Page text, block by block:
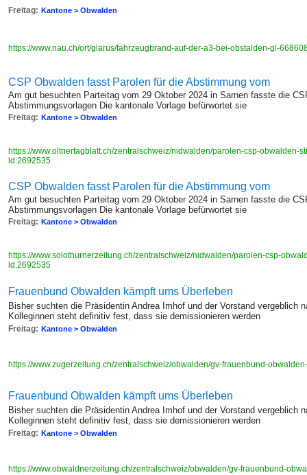
Freitag: Kantone > Obwalden
https://www.nau.ch/ort/glarus/fahrzeugbrand-auf-der-a3-bei-obstalden-gl-
CSP Obwalden fasst Parolen für die Abstimmung vom
Am gut besuchten Parteitag vom 29 Oktober 2024 in Sarnen fasste die
Abstimmungsvorlagen Die kantonale Vorlage befürwortet sie
Freitag: Kantone > Obwalden
https://www.oltnertagblatt.ch/zentralschweiz/nidwalden/parolen-csp-obwalden-
ld.2692535
CSP Obwalden fasst Parolen für die Abstimmung vom
Am gut besuchten Parteitag vom 29 Oktober 2024 in Sarnen fasste die
Abstimmungsvorlagen Die kantonale Vorlage befürwortet sie
Freitag: Kantone > Obwalden
https://www.solothurnerzeitung.ch/zentralschweiz/nidwalden/parolen-csp-
ld.2692535
Frauenbund Obwalden kämpft ums Überleben
Bisher suchten die Präsidentin Andrea Imhof und der Vorstand vergeblich
Kolleginnen steht definitiv fest, dass sie demissionieren werden
Freitag: Kantone > Obwalden
https://www.zugerzeitung.ch/zentralschweiz/obwalden/gv-frauenbund-
Frauenbund Obwalden kämpft ums Überleben
Bisher suchten die Präsidentin Andrea Imhof und der Vorstand vergeblich
Kolleginnen steht definitiv fest, dass sie demissionieren werden
Freitag: Kantone > Obwalden
https://www.obwaldnerzeitung.ch/zentralschweiz/obwalden/gv-frauenbund-